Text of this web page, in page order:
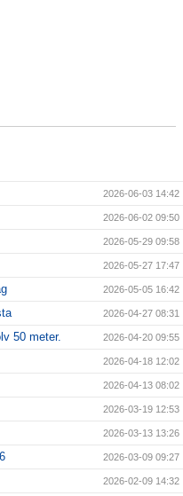
2026-06-03 14:42
2026-06-02 09:50
2026-05-29 09:58
2026-05-27 17:47
2026-05-05 16:42
2026-04-27 08:31
50 meter. 2026-04-20 09:55
2026-04-18 12:02
2026-04-13 08:02
2026-03-19 12:53
2026-03-13 13:26
2026-03-09 09:27
2026-02-09 14:32